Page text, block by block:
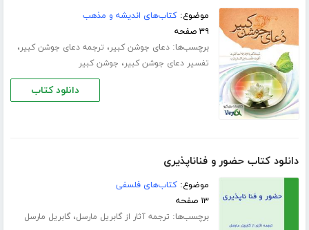
موضوع:کتاب‌های اندیشه و مذهب
۳۹ صفحه
برچسب‌ها:دعای جوشن کبیر، ترجمه دعای جوشن کبیر،
تفسیر دعای جوشن کبیر، جوشن کبیر
دانلود کتاب
دانلود کتاب ﺣﻀﻮﺭ ﻭ ﻓﻨﺎﻧﺎﭘﺬﯾﺮﯼ
موضوع:کتاب‌های فلسفی
۱۳ صفحه
برچسب‌ها: ترجمه آثار از گابریل مارسل،گابریل مارسل